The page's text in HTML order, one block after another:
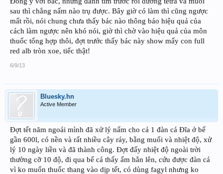
sau thì chẳng nấm nào trụ được. Bây giờ có làm thì cũng ngược
mất rồi, nói chung chưa thấy bác nào thông báo hiệu quả của
cách làm ngược nên khó nói, giờ thì chờ vào hiệu quả của môn
thuốc tổng hợp thôi, đợt trước thấy bác này show mấy con full
red alb tròn xoe, tiếc thật!
6/9/13
Bluesky.hn
Active Member
Đợt tết năm ngoái mình đã xử lý nấm cho cả 1 đàn cá Đĩa ở bể
gần 600l, có nền và rất nhiều cây ráy, bằng muối và nhiệt độ, xử
lý 10 ngày liền và đã thành công. Đợt đấy nhiệt độ ngoài trời
thường cỡ 10 độ, đi qua bể cá thấy ấm hẳn lên, cứu được đàn cá
vì ko muốn thuốc thang vào dịp tết, có dùng fagyl nhưng ko